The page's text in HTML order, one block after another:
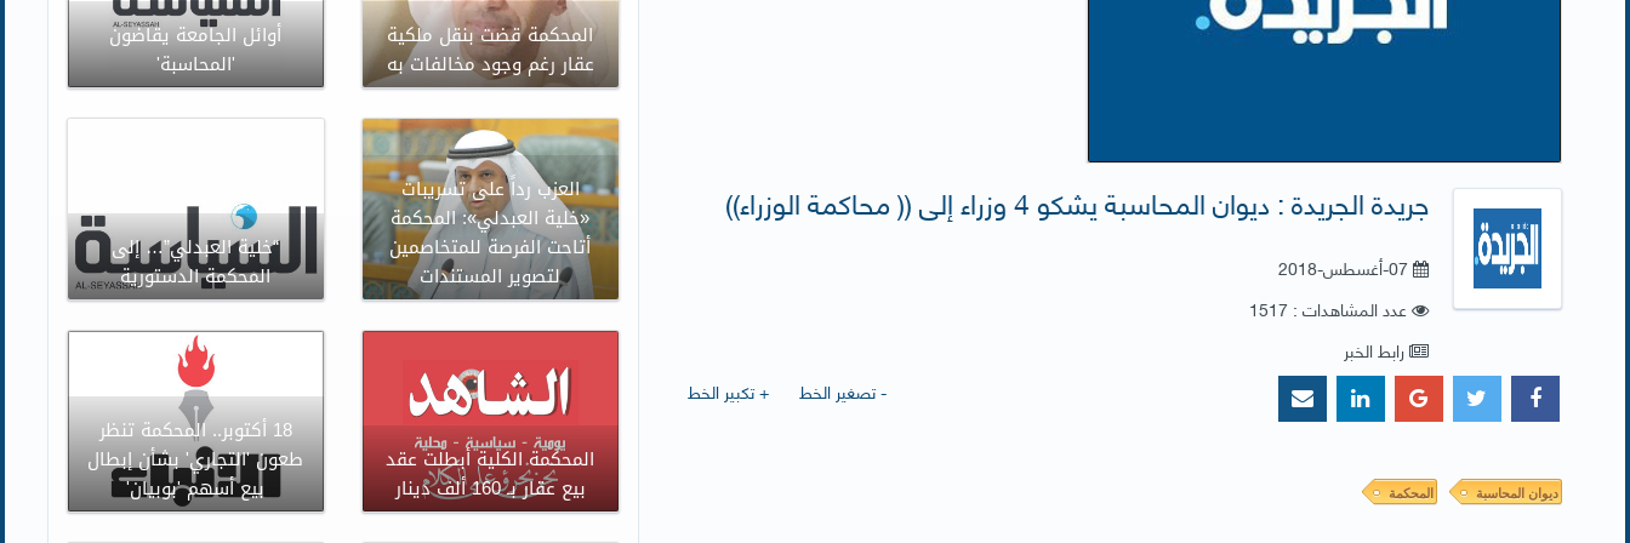
جريدة الجريدة : ديوان المحاسبة يشكو 4 وزراء إلى (( محاكمة الوزراء))
07-أغسطس-2018
عدد المشاهدات : 1517
رابط الخبر
+ تكبير الخط
- تصغير الخط
ديوان المحاسبة المحكمة
أوائل الجامعة يقاضون
'المحاسبة'
المحكمة قضت بنقل ملكية
عقار رغم وجود مخالفات به
“خلية العبدلي”… إلى
المحكمة الدستورية
العزب رداً على تسريبات
«خلية العبدلي»: المحكمة
أتاحت الفرصة للمتخاصمين
لتصوير المستندات
18 أكتوبر.. المحكمة تنظر
طعون 'التجاري' بشأن إبطال
بيع أسهم 'بوبيان'
المحكمة الكلية أبطلت عقد
بيع عقار بـ 160 ألف دينار